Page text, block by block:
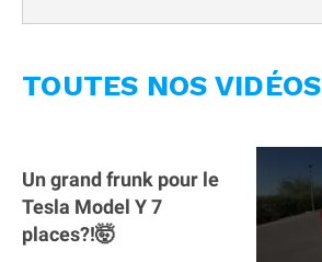
TOUTES NOS VIDÉOS
Un grand frunk pour le
Tesla Model Y 7
places?!🤯